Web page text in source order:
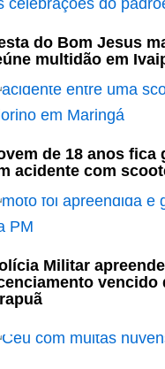
do Bom Jesus
multidão em
de 18 anos fica
acidente com
Militar
vencido